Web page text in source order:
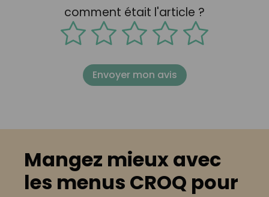
comment était l'article ?
Envoyer mon avis
Mangez mieux avec
les menus CROQ pour